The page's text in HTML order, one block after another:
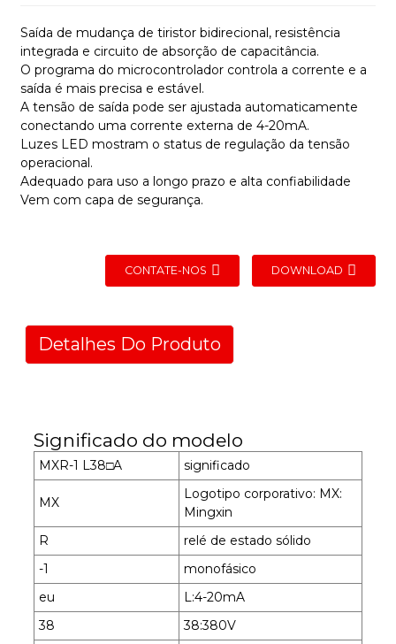
Saída de mudança de tiristor bidirecional, resistência
integrada e circuito de absorção de capacitância.
O programa do microcontrolador controla a corrente e a
saída é mais precisa e estável.
A tensão de saída pode ser ajustada automaticamente
conectando uma corrente externa de 4-20mA.
Luzes LED mostram o status de regulação da tensão
operacional.
Adequado para uso a longo prazo e alta confiabilidade
Vem com capa de segurança.
CONTATE-NOS DOWNLOAD
Detalhes Do Produto
Significado do modelo
MXR-1 L38□A significado
MX
Logotipo corporativo: MX:
Mingxin
R
relé de estado sólido
-1
monofásico
eu
L:4-20mA
38
38:380V